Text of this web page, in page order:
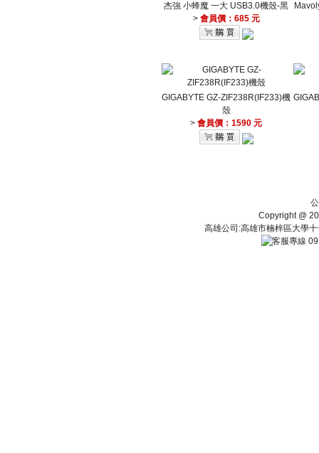
杰強 小蜂魔 一大 USB3.0機殼-黑
> 會員價：685 元
GIGABYTE GZ-ZIF238R(IF233)機
殼
>會員價：1590 元
Copyright @
高雄公司:高雄市楠梓區大學